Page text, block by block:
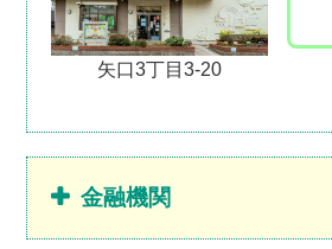
矢口3丁目3-20
金融機関